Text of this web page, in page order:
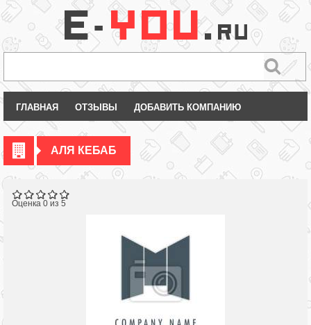
ГЛАВНАЯ ОТЗЫВЫ ДОБАВИТЬ КОМПАНИЮ
АЛЯ КЕБАБ
Оценка 0 из 5